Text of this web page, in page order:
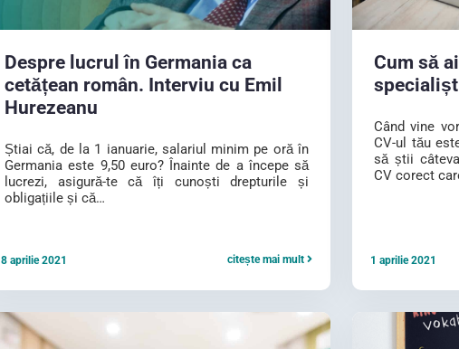
Despre lucrul în Germania ca
cetățean român. Interviu cu Emil
Hurezeanu
Știai că, de la 1 ianuarie, salariul minim pe oră în
Germania este 9,50 euro? Înainte de a începe să
lucrezi, asigură-te că îți cunoști drepturile și
obligațiile și că…
citește mai mult
8 aprilie 2021
Cum să
Când vine
CV-ul tău
să știi
CV corect
1 aprilie 2021